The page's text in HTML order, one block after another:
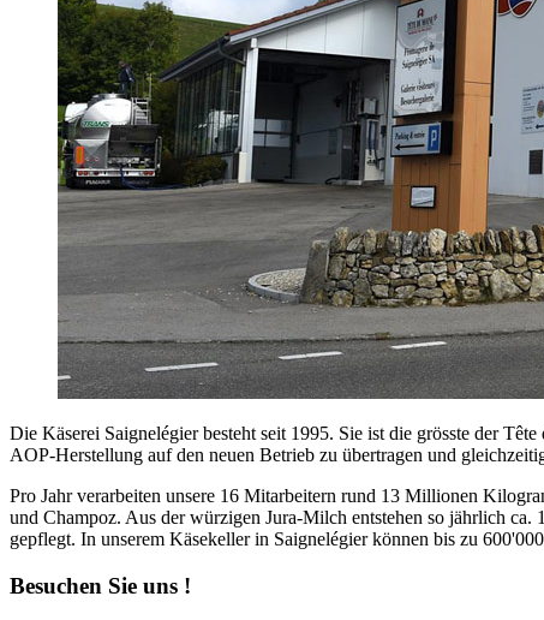
Die Käserei Saignelégier besteht seit 1995. Sie ist die grösste der
AOP-Herstellung auf den neuen Betrieb zu übertragen und
Pro Jahr verarbeiten unsere 16 Mitarbeitern rund 13 Millionen
und Champoz. Aus der würzigen Jura-Milch entstehen so jährlich
gepflegt. In unserem Käsekeller in Saignelégier können bis zu
Besuchen Sie uns !